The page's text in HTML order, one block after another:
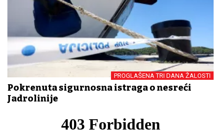
PROGLAŠENA TRI DANA ŽALOSTI
Pokrenuta sigurnosna istraga o nesreći
Jadrolinije